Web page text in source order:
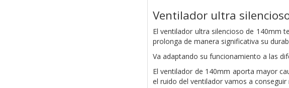
Ventilador ultra
El ventilador ultra silencioso de 140mm
prolonga de manera significativa su
Va adaptando su funcionamiento a las
El ventilador de 140mm aporta mayor
el ruido del ventilador vamos a